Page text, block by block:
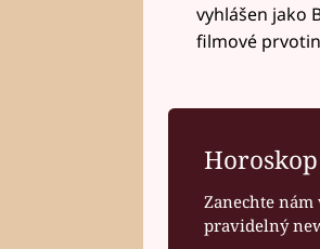
vyhlášen jako
filmové
Zanechte
pravidelný